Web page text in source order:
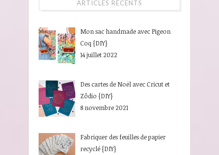
ARTICLES RÉCENTS
Mon sac handmade avec Pigeon
Coq {DIY}
14 juillet 2022
Des cartes de Noël avec Cricut et
Zôdio {DIY}
8 novembre 2021
Fabriquer des feuilles de papier
recyclé {DIY}